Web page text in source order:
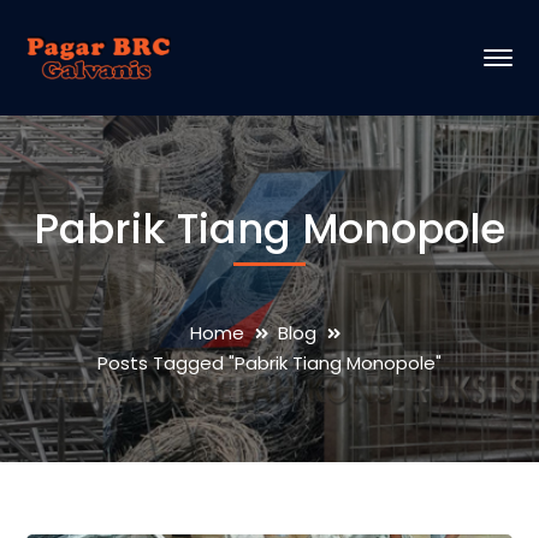
Pabrik Tiang Monopole
Home
Blog
Posts Tagged "Pabrik Tiang Monopole"